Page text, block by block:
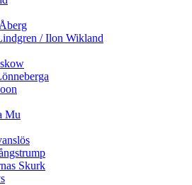
/ Ilon Wikland
Mu
Skurk